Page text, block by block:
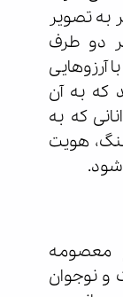
به تصویر
دو طرف
آرزوهایی
که به آن
که به
هویت
معصومه
و نوجوان